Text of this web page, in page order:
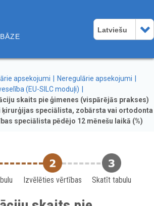
Latviešu
apsekojumi
Neregulārie apsekojumi
(EU-SILC moduļi)
skaits pie ģimenes (vispārējās prakses)
ķirurģijas speciālista, zobārsta vai ortodonta
speciālista pēdējo 12 mēnešu laikā (%)
Izvēlēties vērtības Skatīt tabulu